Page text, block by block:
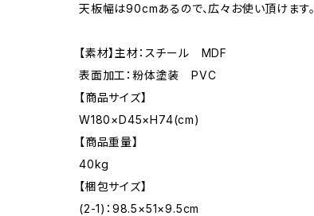
天板幅は90cmあるので、広々お使い頂けます。
【素材】主材：スチール MDF
表面加工：粉体塗装 PVC
【商品サイズ】
W180×D45×H74(cm)
【商品重量】
40kg
【梱包サイズ】
(2-1)：98.5×51×9.5cm